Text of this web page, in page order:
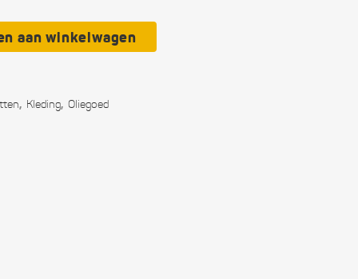
en hars
aan winkelwagen
, Kleding, Oliegoed